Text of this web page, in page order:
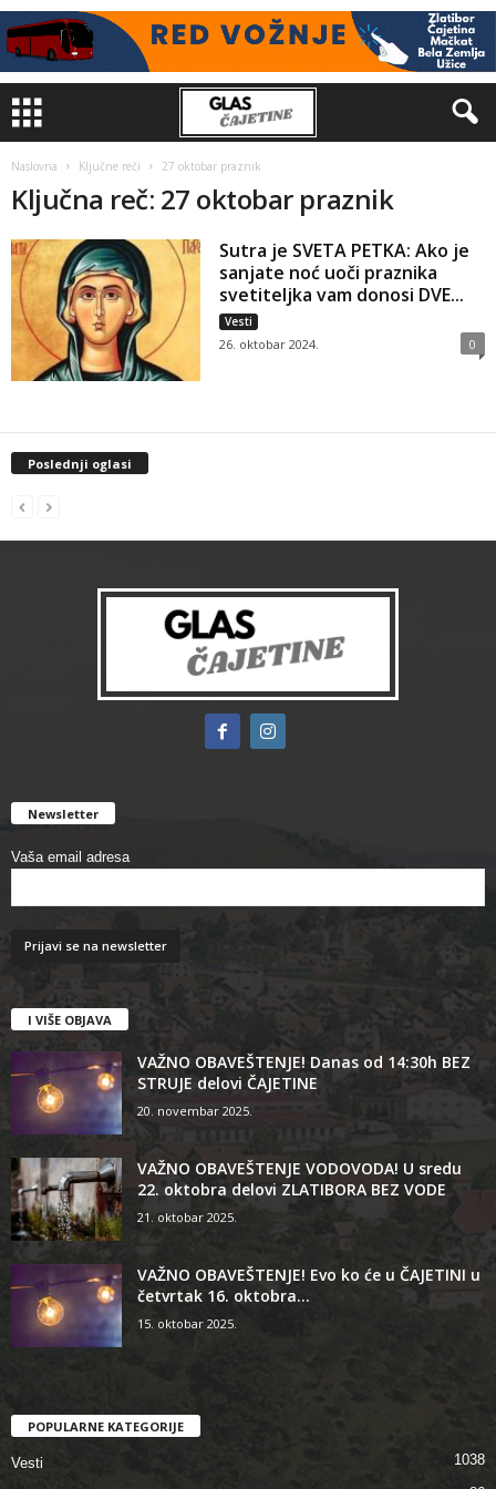
Naslovna Ključne reči 27 oktobar praznik
Ključna reč: 27 oktobar praznik
Sutra je SVETA PETKA: Ako je
sanjate noć uoči praznika
svetiteljka vam donosi DVE...
Vesti
26. oktobar 2024. 0
Poslednji oglasi
Newsletter
Vaša email adresa
I VIŠE OBJAVA
VAŽNO OBAVEŠTENJE! Danas od 14:30h BEZ
STRUJE delovi ČAJETINE
20. novembar 2025.
VAŽNO OBAVEŠTENJE VODOVODA! U sredu
22. oktobra delovi ZLATIBORA BEZ VODE
21. oktobar 2025.
VAŽNO OBAVEŠTENJE! Evo ko će u ČAJETINI u
četvrtak 16. oktobra...
15. oktobar 2025.
POPULARNE KATEGORIJE
Vesti 1038